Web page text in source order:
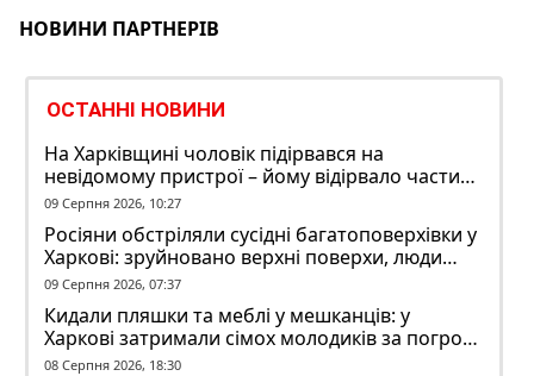
НОВИНИ ПАРТНЕРІВ
ОСТАННІ НОВИНИ
На Харківщині чоловік підірвався на
невідомому пристрої – йому відірвало частину
руки
09 Серпня 2026, 10:27
Росіяни обстріляли сусідні багатоповерхівки у
Харкові: зруйновано верхні поверхи, люди
заблоковані
09 Серпня 2026, 07:37
Кидали пляшки та меблі у мешканців: у
Харкові затримали сімох молодиків за погром
у гуртожитку
08 Серпня 2026, 18:30